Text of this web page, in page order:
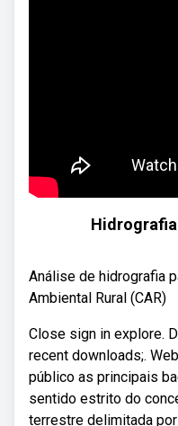
Análise de hidrografia
Ambiental Rural (CAR)
Close sign in explore.
recent downloads;.
público as principais
sentido estrito do
terrestre delimitada